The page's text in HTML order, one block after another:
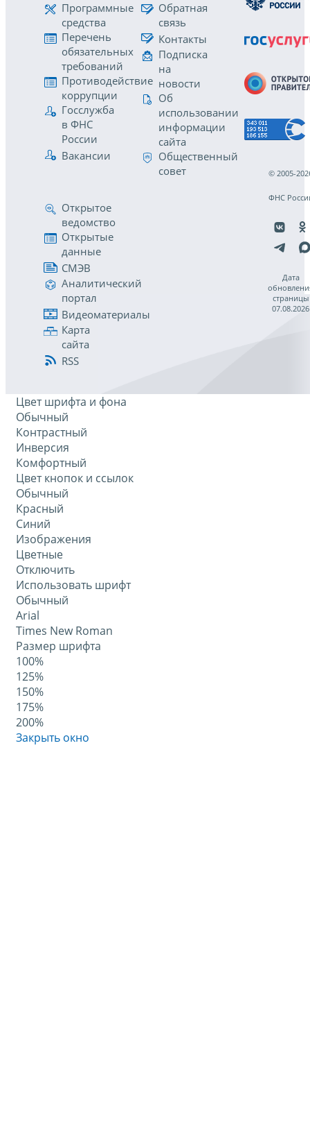
Программные
средства
Перечень
обязательных
требований
Противодействие
коррупции
Госслужба
в ФНС
России
Вакансии
Обратная
связь
Контакты
Подписка
на
новости
Об
использовании
информации
сайта
Общественный
совет
Открытое
ведомство
Открытые
данные
СМЭВ
Аналитический
портал
Видеоматериалы
Карта
сайта
RSS
© 2005-
ФНС
Дата
страницы
07.08.2026
Цвет шрифта и фона
Обычный
Контрастный
Инверсия
Комфортный
Цвет кнопок и ссылок
Обычный
Красный
Синий
Изображения
Цветные
Отключить
Использовать шрифт
Обычный
Arial
Times New Roman
Размер шрифта
100%
125%
150%
175%
200%
Закрыть окно